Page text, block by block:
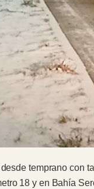
temprano con
18 y en Bahía